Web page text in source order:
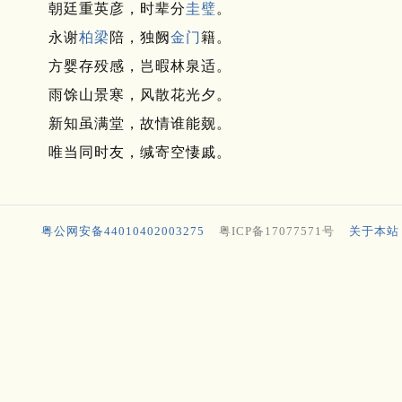
朝廷重英彦，时辈分圭璧。
永谢柏梁 陪，独阙金门籍。
方婴存殁感，岂暇林泉适。
雨馀山景寒，风散花光夕。
新知虽满堂，故情谁能觌。
唯当同时友，缄寄空悽戚。
粤公网安备44010402003275 粤ICP备17077571号 关于本站